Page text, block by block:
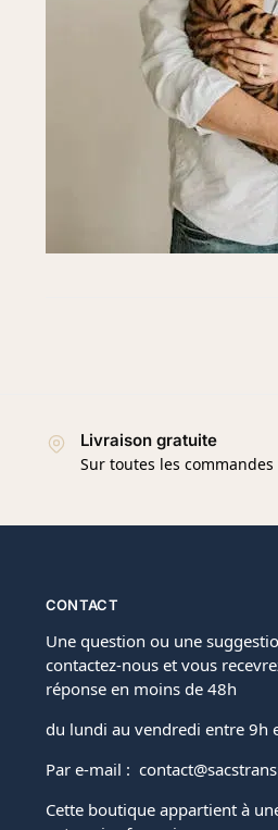
Livraison gratuite
Sur toutes les commandes
CONTACT
Une question ou une
contactez-nous et vous
réponse en moins de 48h
du lundi au vendredi entre 9h
Par e-mail :
Cette boutique appartient à